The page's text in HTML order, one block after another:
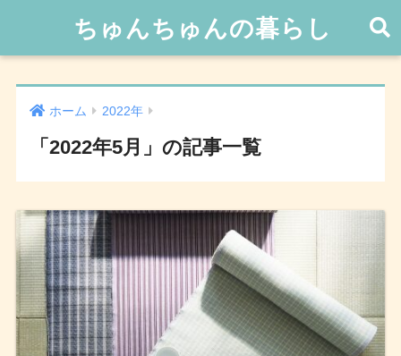
ちゅんちゅんの暮らし
ホーム 2022年
「2022年5月」の記事一覧